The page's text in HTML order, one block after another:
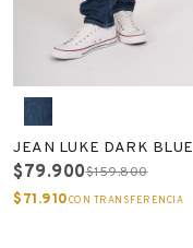
JEAN LUKE DARK BLUE
$79.900$159.800
$71.910CON TRANSFERENCIA